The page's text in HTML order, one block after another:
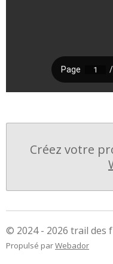
Créez votre
© 2024 - 2026 trail des
Propulsé parWebador